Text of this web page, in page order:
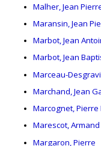
Malher, Jean
Maransin, Jean
Marbot, Jean
Marbot, Jean
Marceau-
Marchand, Jean
Marcognet, Pierre
Marescot,
Margaron, Pierre